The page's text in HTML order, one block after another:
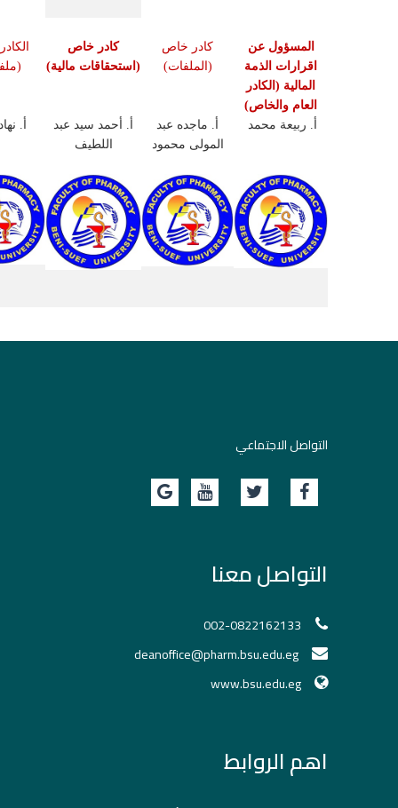
المسؤول عن
اقرارات الذمة
المالية (الكادر
العام والخاص)
كادر خاص
(الملفات)
كادر خاص
(استحقاقات مالية)
أ. ربيعة محمد أ. ماجده عبد
المولى محمود
أ. أحمد سيد عبد
اللطيف
أ.
التواصل الاجتماعي
التواصل معنا
002-0822162133
www.bsu.edu.eg
اهم الروابط